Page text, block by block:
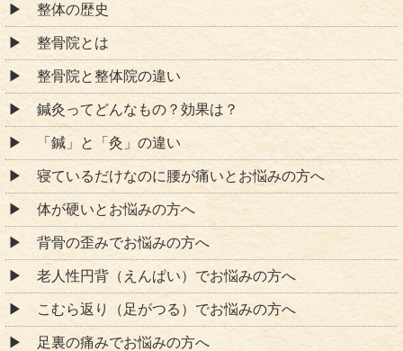
整体の歴史
整骨院とは
整骨院と整体院の違い
鍼灸ってどんなもの？効果は？
「鍼」と「灸」の違い
寝ているだけなのに腰が痛いとお悩みの方へ
体が硬いとお悩みの方へ
背骨の歪みでお悩みの方へ
老人性円背（えんぱい）でお悩みの方へ
こむら返り（足がつる）でお悩みの方へ
足裏の痛みでお悩みの方へ